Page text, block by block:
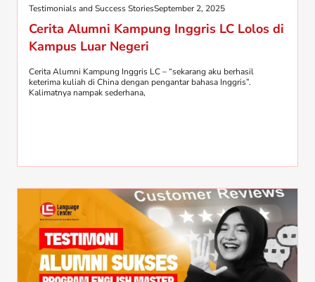
Testimonials and Success StoriesSeptember 2, 2025
Cerita Alumni Kampung Inggris LC Lolos di
Kampus Luar Negeri
Cerita Alumni Kampung Inggris LC – “sekarang aku berhasil
keterima kuliah di China dengan pengantar bahasa Inggris”.
Kalimatnya nampak sederhana,